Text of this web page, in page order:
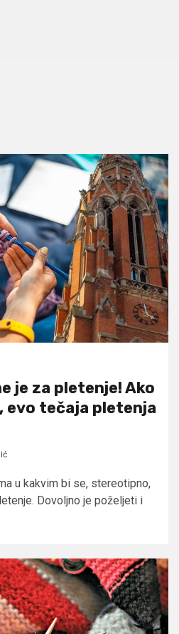
je za pletenje! Ako
evo tečaja pletenja
u kakvim bi se, stereotipno,
Dovoljno je poželjeti i